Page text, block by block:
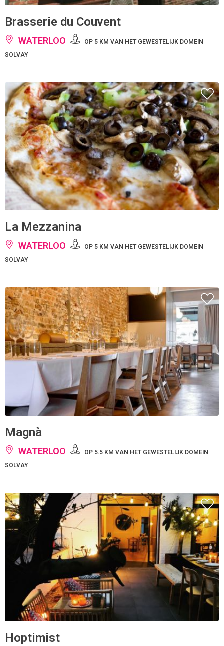
Brasserie du Couvent
WATERLOO
OP 5 KM VAN HET GEWESTELIJK DOMEIN
SOLVAY
La Mezzanina
WATERLOO
OP 5 KM VAN HET GEWESTELIJK DOMEIN
SOLVAY
Magnà
WATERLOO
OP 5.5 KM VAN HET GEWESTELIJK DOMEIN
SOLVAY
Hoptimist